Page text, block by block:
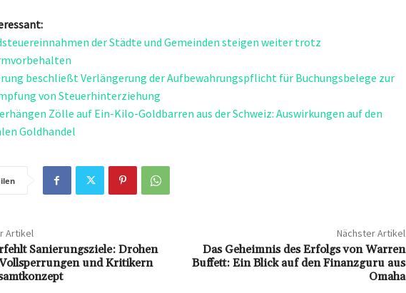
der Städte und Gemeinden steigen weiter trotz
beschließt Verlängerung der Aufbewahrungspflicht für Buchungsbelege zur
von Steuerhinterziehung
Zölle auf Ein-Kilo-Goldbarren aus der Schweiz: Auswirkungen auf den
Goldhandel
Artikel
Sanierungsziele: Drohen
und Kritikern
Nächster Artikel
Das Geheimnis des Erfolgs von Warren
Buffett: Ein Blick auf den Finanzguru aus
Omaha